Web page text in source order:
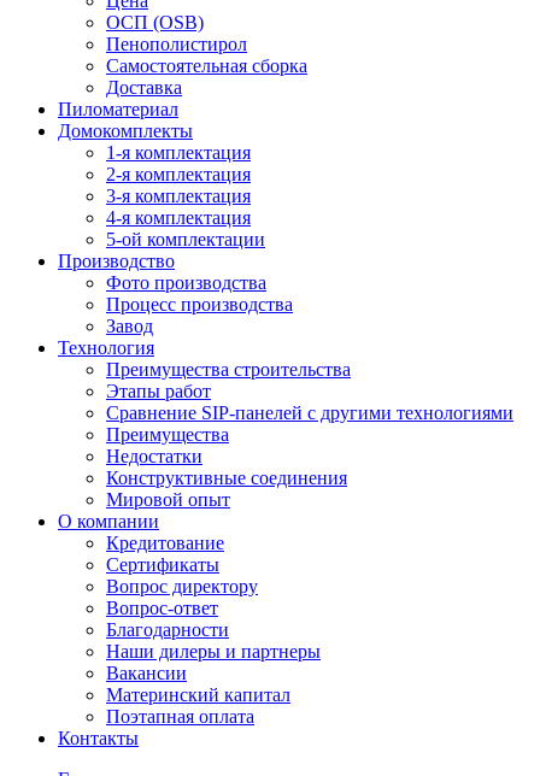
ОСП (OSB)
Пенополистирол
Самостоятельная сборка
Доставка
Пиломатериал
Домокомплекты
1-я комплектация
2-я комплектация
3-я комплектация
4-я комплектация
5-ой комплектации
Производство
Фото производства
Процесс производства
Завод
Технология
Преимущества строительства
Этапы работ
Сравнение SIP-панелей с другими технологиями
Преимущества
Недостатки
Конструктивные соединения
Мировой опыт
О компании
Кредитование
Сертификаты
Вопрос директору
Вопрос-ответ
Благодарности
Наши дилеры и партнеры
Вакансии
Материнский капитал
Поэтапная оплата
Контакты